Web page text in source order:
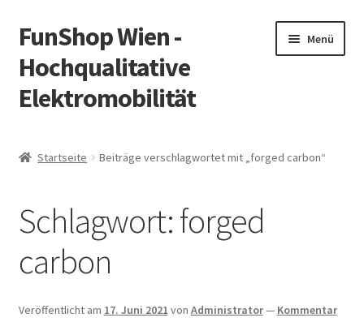
Zur
Navigation
springen
Zum
Inhalt
springen
FunShop Wien -
Hochqualitative
Elektromobilität
Menü
öffnen
Vorsicht Internetbetrug
Über FunShop
Impressum
Startseite Beiträge verschlagwortet mit „forged carbon“
Schlagwort:forged
carbon
Veröffentlicht am 17. Juni 2021 von Administrator— Kommentar